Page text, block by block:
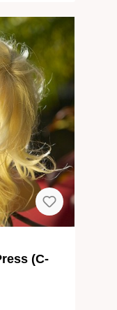
(C-